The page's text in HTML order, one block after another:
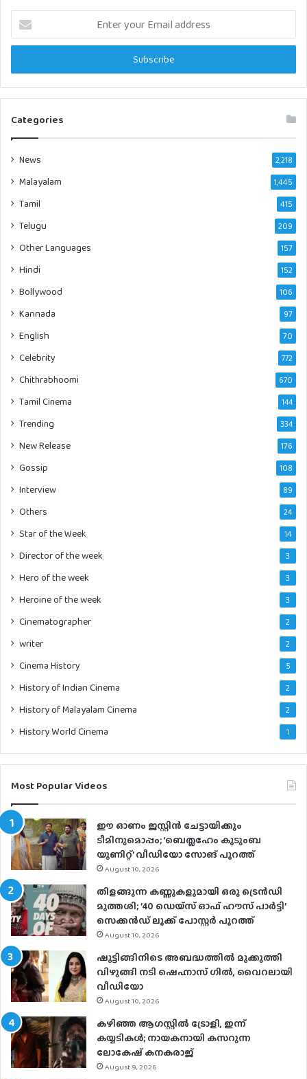
Enter
your
Email
Categories
News 2,218
Malayalam 1,445
Tamil 415
Telugu 209
Other Languages 157
Hindi 152
Bollywood 106
Kannada 97
English 70
Celebrity 772
Chithrabhoomi 670
Tamil Cinema 144
Trending 334
New Release 176
Gossip 108
Interview 89
Others 24
Star of the Week 14
Director of the week 3
Hero of the week 3
Heroine of the week 3
Cinematographer 2
writer 2
Cinema History 5
History of Indian Cinema 2
History of Malayalam Cinema 2
History World Cinema 1
Most Popular Videos
ഈ ഓണം ജസ്റ്റിന്‍ ചേട്ടായിക്കും
ടീമിനുമൊപ്പം; ‘ബെത്ലഹേം കുടുംബ
യൂണിറ്റ്’ വീഡിയോ സോങ് പുറത്ത്
August 10, 2026
തിളങ്ങുന്ന കണ്ണുകളുമായി ഒരു ട്രെൻഡി
മുത്തശി; ’40 ഡെയ്‌സ് ഓഫ് ഹൗസ് പാർട്ടി’
സെക്കൻഡ് ലുക്ക് പോസ്റ്റർ പുറത്ത്
August 10, 2026
ഷൂട്ടിങ്ങിനിടെ അബദ്ധത്തില്‍ മൂക്കുത്തി
വിഴുങ്ങി നടി ഷെഹ്നാസ് ഗില്‍, വൈറലായി
വീഡിയോ
August 10, 2026
കഴിഞ്ഞ ആഗസ്റ്റിൽ ട്രോളി, ഇന്ന്
കയ്യടികൾ; നായകനായി കസറുന്ന
ലോകേഷ് കനകരാജ്
August 9, 2026